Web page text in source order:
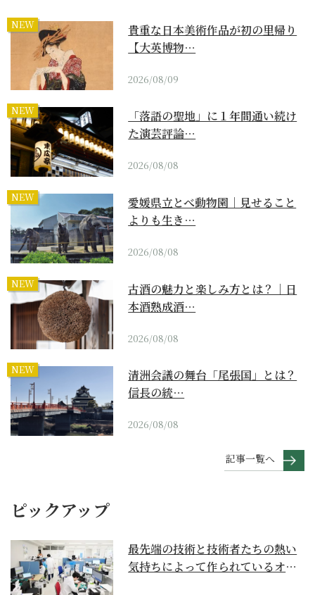
NEW
貴重な日本美術作品が初の里帰り
【大英博物…
2026/08/09
NEW
「落語の聖地」に１年間通い続け
た演芸評論…
2026/08/08
NEW
愛媛県立とべ動物園｜見せること
よりも生き…
2026/08/08
NEW
古酒の魅力と楽しみ方とは？｜日
本酒熟成酒…
2026/08/08
NEW
清洲会議の舞台「尾張国」とは？
信長の統…
2026/08/08
記事一覧へ
ピックアップ
最先端の技術と技術者たちの熱い
気持ちによって作られているオー